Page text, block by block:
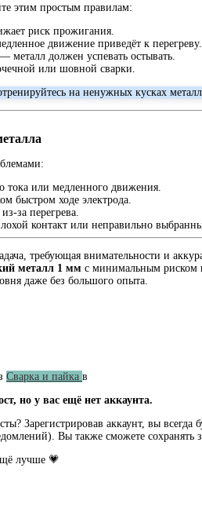
этим простым правилам:
риск прожигания.
движение приведёт к перегреву.
металл должен успевать остывать.
или шовной сварки.
на ненужных кусках
тока или медленного движения.
быстром ходе электрода.
за перегрева.
контакт или неправильно
требующая внимательности и
металл 1 мм с минимальным риском
даже без большого опыта.
Сварка и пайка в
но у вас ещё нет аккаунта.
Зарегистрировав аккаунт, вы
Вы также сможете
лучше 💗